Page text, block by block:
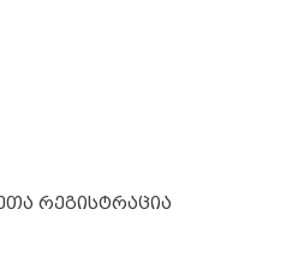
რეგისტრაცია